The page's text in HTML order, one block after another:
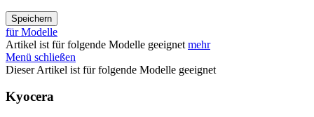
Speichern
für Modelle
Artikel ist für folgende Modelle geeignet mehr
Menü schließen
Dieser Artikel ist für folgende Modelle geeignet
Kyocera